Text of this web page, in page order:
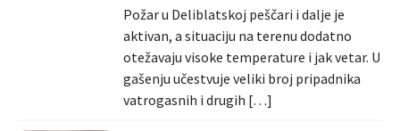
Požar u Deliblatskoj peščari i dalje je
aktivan, a situaciju na terenu dodatno
otežavaju visoke temperature i jak vetar. U
gašenju učestvuje veliki broj pripadnika
vatrogasnih i drugih […]